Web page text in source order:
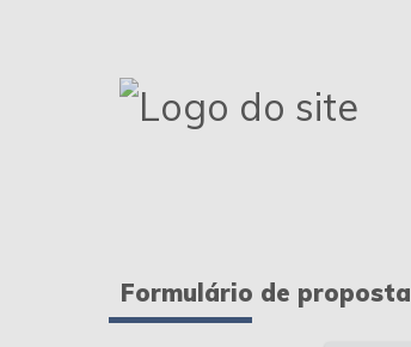
Formulário de proposta